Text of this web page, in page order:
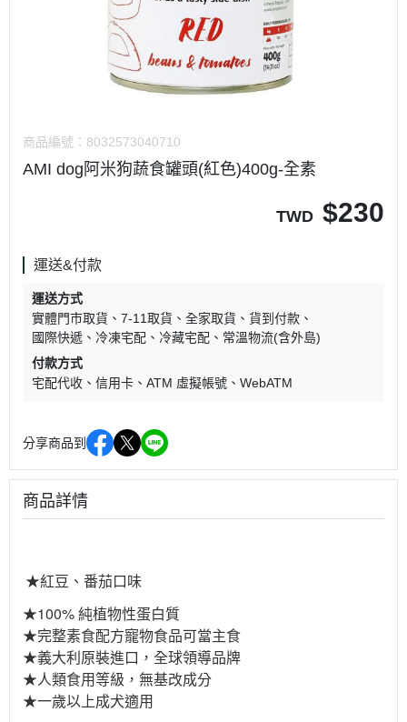
商品編號： 8032573040710
AMI dog阿米狗蔬食罐頭(紅色)400g-全素
TWD $230
運送&付款
運送方式
實體門市取貨
7-11取貨 全家取貨
貨到付款
國際快遞
冷凍宅配 冷藏宅配
常溫物流(含外島)
付款方式
宅配代收
信用卡 ATM 虛擬帳號 WebATM
分享商品到
商品詳情
★紅豆、番茄口味
★100% 純植物性蛋白質
★完整素食配方寵物食品可當主食
★義大利原裝進口，全球領導品牌
★人類食用等級，無基改成分
★一歲以上成犬適用